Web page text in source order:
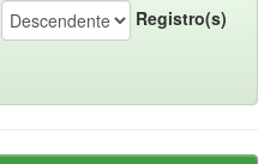
Registro(s)